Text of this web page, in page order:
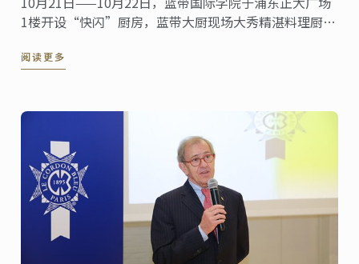
1楼开设“快闪”厨房，蓝带大厨现场大秀精湛料理厨
着诱人的香味，围观群众迫不及待地上前品尝，并给予
阅读更多